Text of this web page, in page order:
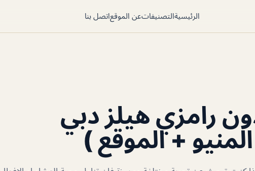
الرئيسيةالتصنيفاتعن الموقعاتصل بنا
رامزي هيلز دبي
+ الموقع )